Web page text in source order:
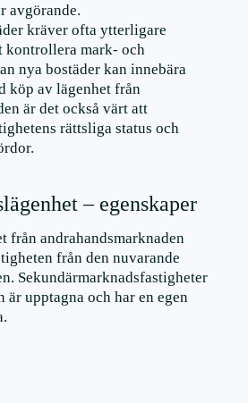
avgörande.
kräver ofta ytterligare
kontrollera mark- och
nya bostäder kan innebära
köp av lägenhet från
är det också värt att
rättsliga status och
– egenskaper
från andrahandsmarknaden
från den nuvarande
Sekundärmarknadsfastigheter
är upptagna och har en egen